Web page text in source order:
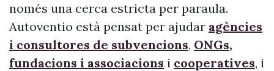
només una cerca estricta per paraula.
Autoventio està pensat per ajudar agències
i consultores de subvencions, ONGs,
fundacions i associacions i cooperatives, i